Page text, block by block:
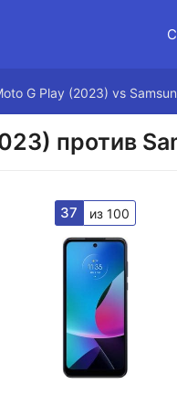
G Play (2023) vs
против
37 из 100